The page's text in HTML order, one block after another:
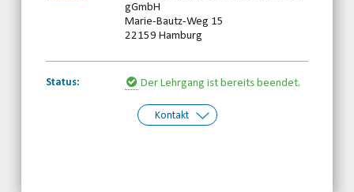
gGmbH
Marie-Bautz-Weg 15
22159 Hamburg
Status: Der Lehrgang ist bereits beendet.
Kontakt